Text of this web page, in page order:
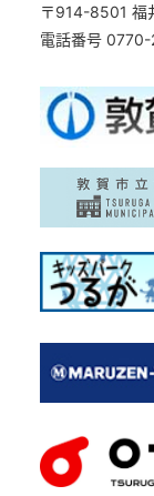
〒914-8501 福
電話番号 0770-